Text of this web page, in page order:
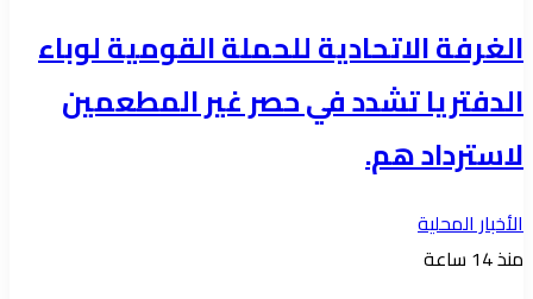
الغرفة الاتحادية للحملة القومية لوباء
الدفتريا تشدد في حصر غير المطعمين
لاسترداد هم.
الأخبار المحلية
منذ 14 ساعة